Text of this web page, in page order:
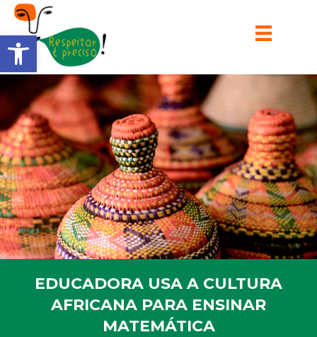
Barra de Ferramentas Aberta
EDUCADORA USA A CULTURA
AFRICANA PARA ENSINAR
MATEMÁTICA